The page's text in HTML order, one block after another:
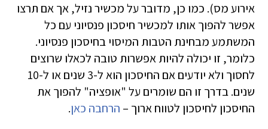
אירוע מס). כמו כן, מדובר על מכשיר נזיל, אך אם תרצו
אפשר להפוך אותו למכשיר חיסכון פנסיוני עם כל
המשתמע מבחינת הטבות המיסוי בחיסכון פנסיוני.
כלומר, זו יכולה להיות אפשרות טובה לכאלו שרוצים
לחסוך ולא יודעים אם החיסכון הוא ל-3 שנים או ל-10
שנים. בדרך זו הם שומרים על "אופציה" להפוך את
החיסכון לחיסכון לטווח ארוך – הרחבה כאן.